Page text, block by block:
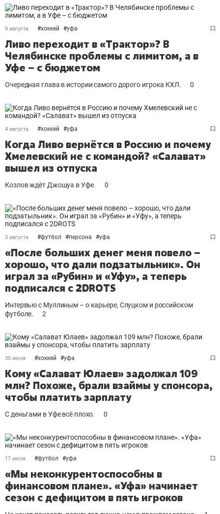
9 августа #хоккей #уфа
Ливо переходит в «Трактор»? В
Челябинске проблемы с лимитом, а в
Уфе – с бюджетом
Очередная глава в истории самого дорого игрока КХЛ. 0
4 августа #хоккей #уфа
Когда Ливо вернётся в Россию и почему
Хмелевский не с командой? «Салават»
вышел из отпуска
Козлов ждёт Джошуа в Уфе. 0
3 августа #футбол #персона #уфа
«После больших денег меня повело –
хорошо, что дали подзатыльник». Он
играл за «Рубин» и «Уфу», а теперь
подписался с 2DROTS
Интервью с Муллиным – о карьере, Слуцком и российском
футболе.
2
30 июля #хоккей #уфа
Кому «Салават Юлаев» задолжал 109
млн? Похоже, брали взаймы у спонсора,
чтобы платить зарплату
С деньгами в Уфе всё плохо. 0
17 июля #футбол #уфа
«Мы неконкурентоспособны в
финансовом плане». «Уфа» начинает
сезон с дефицитом в пять игроков